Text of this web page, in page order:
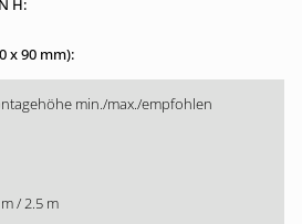
min./max./empfohlen
/ 2.5 m